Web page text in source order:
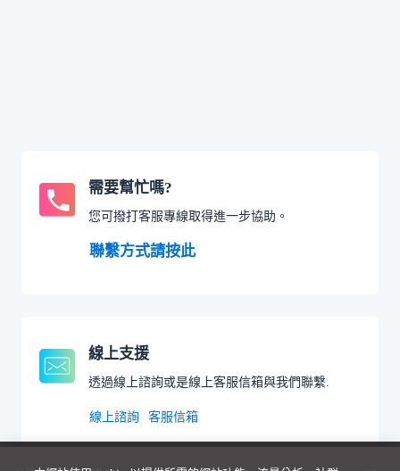
需要幫忙嗎?
您可撥打客服專線取得進一步協助。
聯繫方式請按此
線上支援
透過線上諮詢或是線上客服信箱與我們聯繫.
線上諮詢 客服信箱